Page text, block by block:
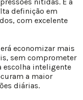
definição em
com excelente
economizar mais
sem comprometer
escolha inteligente
a maior
diárias.